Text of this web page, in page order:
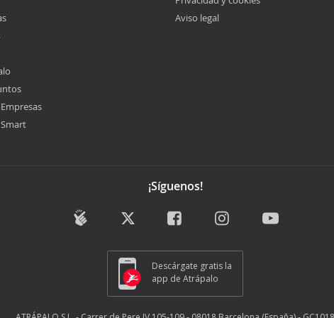
Aviso legal
¡Síguenos!
Descárgate gratis la
app de Atrápalo